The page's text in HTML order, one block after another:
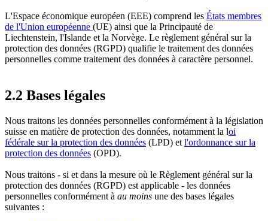
L'Espace économique européen (EEE) comprend les États membres
de l'Union européenne (UE) ainsi que la Principauté de
Liechtenstein, l'Islande et la Norvège. Le règlement général sur la
protection des données (RGPD) qualifie le traitement des données
personnelles comme traitement des données à caractère personnel.
2.2 Bases légales
Nous traitons les données personnelles conformément à la législation
suisse en matière de protection des données, notamment la loi
fédérale sur la protection des données (LPD) et l'ordonnance sur la
protection des données (OPD).
Nous traitons - si et dans la mesure où le Règlement général sur la
protection des données (RGPD) est applicable - les données
personnelles conformément à au moins une des bases légales
suivantes :